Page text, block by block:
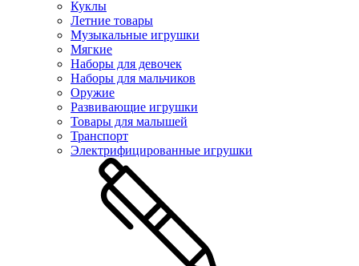
Куклы
Летние товары
Музыкальные игрушки
Мягкие
Наборы для девочек
Наборы для мальчиков
Оружие
Развивающие игрушки
Товары для малышей
Транспорт
Электрифицированные игрушки